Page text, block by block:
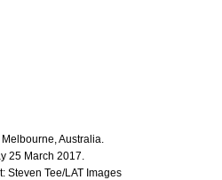
Australia.
25 March 2017.
Steven Tee/LAT Images